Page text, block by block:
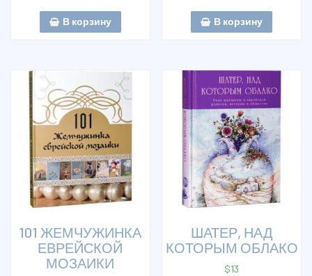
В корзину В корзину
101 ЖЕМЧУЖИНКА
ЕВРЕЙСКОЙ
МОЗАИКИ
ШАТЕР, НАД
КОТОРЫМ ОБЛАКО
$13